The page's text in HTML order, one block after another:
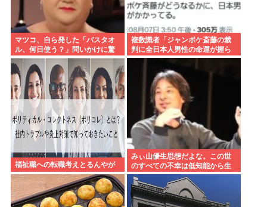
マツコ、自ら発した「バスタオ
ル、何日使う？」問いかけに驚
がくの答え 「今日は全部、本当
のこと言うわ」
複数識者「ジャンポケ斎藤の裁
判に全日本人男性の命運が握ら
れている。これでだめなら日本
男全員懲役7年だ」
福祉職への転職考えとるんやが
みぃ山優生思想だよな。この世
のすべての不幸は低知能から生
まれるっていう